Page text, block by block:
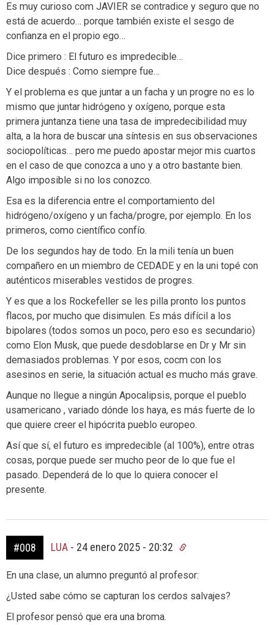
Es muy curioso com JAVIER se contradice y seguro que no
está de acuerdo… porque también existe el sesgo de
confianza en el propio ego…
Dice primero : El futuro es impredecible…
Dice después : Como siempre fue…
Y el problema es que juntar a un facha y un progre no es lo
mismo que juntar hidrógeno y oxígeno, porque esta
primera juntanza tiene una tasa de impredecibilidad muy
alta, a la hora de buscar una síntesis en sus observaciones
sociopolíticas… pero me puedo apostar mejor mis cuartos
en el caso de que conozca a uno y a otro bastante bien.
Algo imposible si no los conozco.
Esa es la diferencia entre el comportamiento del
hidrógeno/oxígeno y un facha/progre, por ejemplo. En los
primeros, como científico confío.
De los segundos hay de todo. En la mili tenía un buen
compañero en un miembro de CEDADE y en la uni topé con
auténticos miserables vestidos de progres.
Y es que a los Rockefeller se les pilla pronto los puntos
flacos, por mucho que disimulen. Es más difícil a los
bipolares (todos somos un poco, pero eso es secundario)
como Elon Musk, que puede desdoblarse en Dr y Mr sin
demasiados problemas. Y por esos, cocm con los
asesinos en serie, la situación actual es mucho más grave.
Aunque no llegue a ningún Apocalipsis, porque el pueblo
usamericano , variado dónde los haya, es más fuerte de lo
que quiere creer el hipócrita pueblo europeo.
Así que sí, el futuro es impredecible (al 100%), entre otras
cosas, porque puede ser mucho peor de lo que fue el
pasado. Dependerá de lo que lo quiera conocer el
presente.
#008 LUA - 24 enero 2025 - 20:32
En una clase, un alumno preguntó al profesor:
¿Usted sabe cómo se capturan los cerdos salvajes?
El profesor pensó que era una broma.